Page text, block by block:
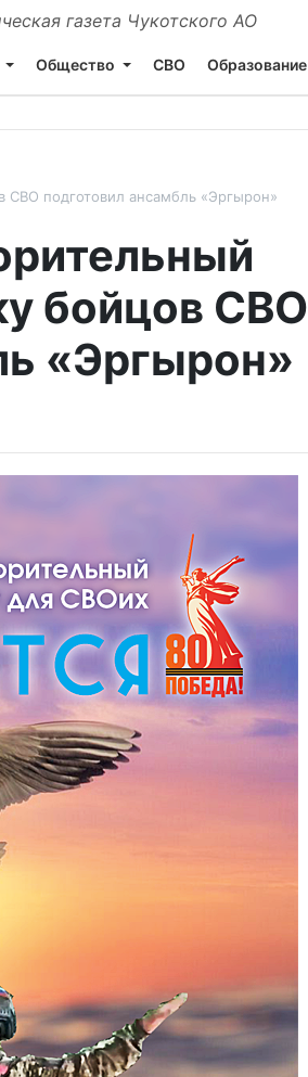
газета Чукотского АО
Общество СВО Образование
СВО подготовил ансамбль «Эргырон»
бойцов СВО
«Эргырон»